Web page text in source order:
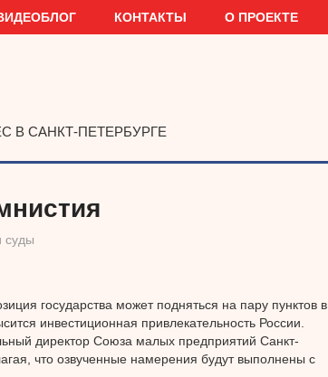
КОНТАКТЫ О ПРОЕКТЕ
В САНКТ-ПЕТЕРБУРГЕ
суды
государства может подняться на пару пунктов в
инвестиционная привлекательность России.
директор Союза малых предприятий Санкт-
что озвученные намерения будут выполнены с